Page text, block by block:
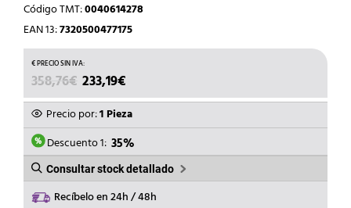
Código TMT:0040614278
EAN 13:7320500477175
358,76€ EL
PRECIO
ORIGINAL
ERA:
358,76€.
233,19€
PRECIO
ACTUAL
ES:
233,19€.
Precio por:1 Pieza
Descuento 1: 35%
Consultar stock detallado
Recíbelo en 24h / 48h